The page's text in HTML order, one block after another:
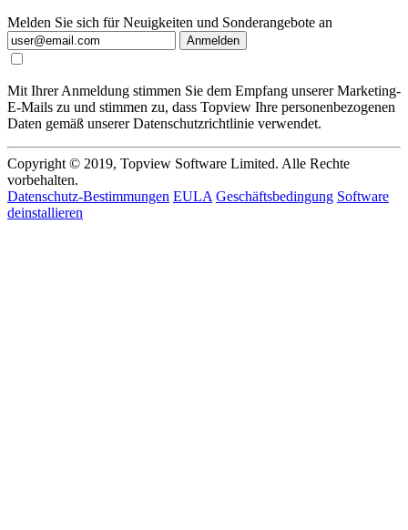
Melden Sie sich für Neuigkeiten und Sonderangebote an
Anmelden
Mit Ihrer Anmeldung stimmen Sie dem Empfang unserer Marketing-
E-Mails zu und stimmen zu, dass Topview Ihre personenbezogenen
Daten gemäß unserer Datenschutzrichtlinie verwendet.
Copyright © 2019, Topview Software Limited. Alle Rechte
vorbehalten.
Datenschutz-Bestimmungen EULA Geschäftsbedingung Software
deinstallieren